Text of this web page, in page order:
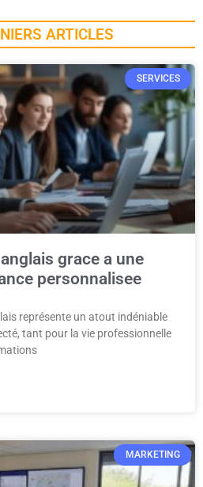
ARTICLES
SERVICES
grace a une
personnalisee
représente un atout indéniable
tant pour la vie professionnelle
MARKETING